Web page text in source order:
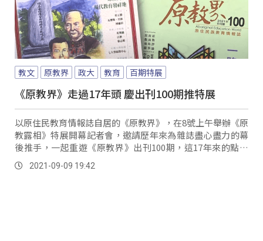
教文 原教界 政大 教育 百期特展
《原教界》走過17年頭 慶出刊100期推特展
以原住民教育情報誌自居的《原教界》，在8號上午舉辦《原
教露相》特展開幕記者會，邀請歷年來為雜誌盡心盡力的幕
後推手，一起重遊《原教界》出刊100期，這17年來的點點
滴滴。2021-09-09 19:42